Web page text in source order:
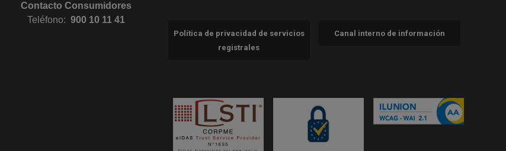
Contacto Consumidores
Teléfono:900 10 11 41
Política de privacidad de servicios
registrales
Canal interno de información